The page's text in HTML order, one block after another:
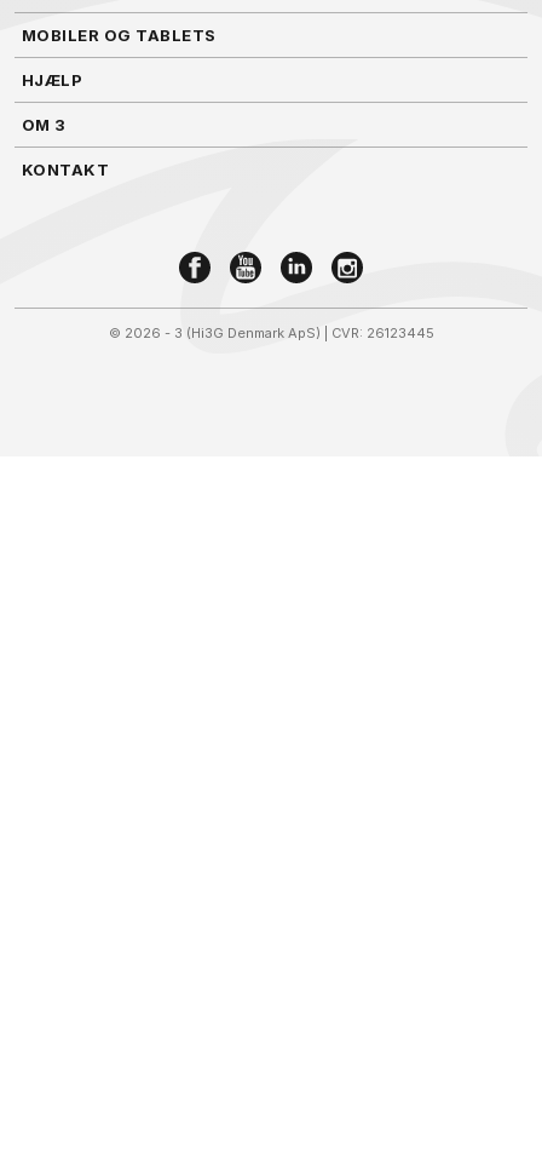
MOBILER OG TABLETS
HJÆLP
OM 3
KONTAKT
© 2026 - 3 (Hi3G Denmark ApS) | CVR: 26123445